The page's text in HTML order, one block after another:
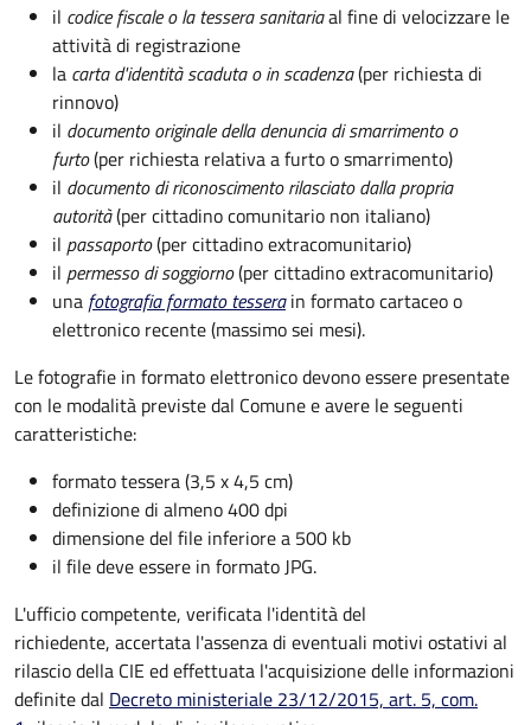
il codice fiscale o la tessera sanitariaal fine di velocizzare le
attività di registrazione
la carta d'identità scaduta o in scadenza(per richiesta di
rinnovo)
il documento originale della denuncia di smarrimento o
furto(per richiesta relativa a furto o smarrimento)
il documento di riconoscimento rilasciato dalla propria
autorità(per cittadino comunitario non italiano)
il passaporto(per cittadino extracomunitario)
il permesso di soggiorno(per cittadino extracomunitario)
una fotografia formato tessera in formato cartaceo o
elettronico recente (massimo sei mesi).
Le fotografie in formato elettronico devono essere presentate
con le modalità previste dal Comune e avere le seguenti
caratteristiche:
formato tessera (3,5 x 4,5 cm)
definizione di almeno 400 dpi
dimensione del file inferiore a 500 kb
il file deve essere in formato JPG.
L'ufficio competente, verificata l'identità del
richiedente, accertata l'assenza di eventuali motivi ostativi al
rilascio della CIE ed effettuata l'acquisizione delle informazioni
definite dal Decreto ministeriale 23/12/2015, art. 5, com.